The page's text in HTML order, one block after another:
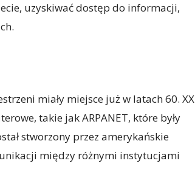
uzyskiwać dostęp do informacji,
miały miejsce już w latach 60. XX
takie jak ARPANET, które były
stworzony przez amerykańskie
między różnymi instytucjami